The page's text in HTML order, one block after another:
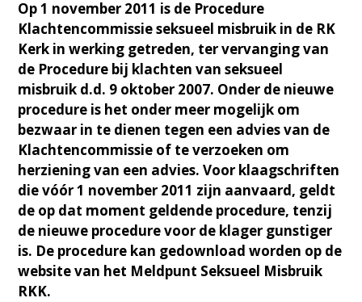
Op 1 november 2011 is de Procedure
Klachtencommissie seksueel misbruik in de RK
Kerk in werking getreden, ter vervanging van
de Procedure bij klachten van seksueel
misbruik d.d. 9 oktober 2007. Onder de nieuwe
procedure is het onder meer mogelijk om
bezwaar in te dienen tegen een advies van de
Klachtencommissie of te verzoeken om
herziening van een advies. Voor klaagschriften
die vóór 1 november 2011 zijn aanvaard, geldt
de op dat moment geldende procedure, tenzij
de nieuwe procedure voor de klager gunstiger
is. De procedure kan gedownload worden op de
website van het Meldpunt Seksueel Misbruik
RKK.